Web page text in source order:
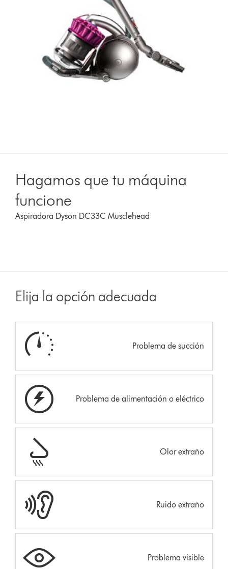
Hagamos que tu máquina
funcione
Aspiradora Dyson DC33C Musclehead
Elija la opción adecuada
Problema de succión
Problema de alimentación o eléctrico
Olor extraño
Ruido extraño
Problema visible